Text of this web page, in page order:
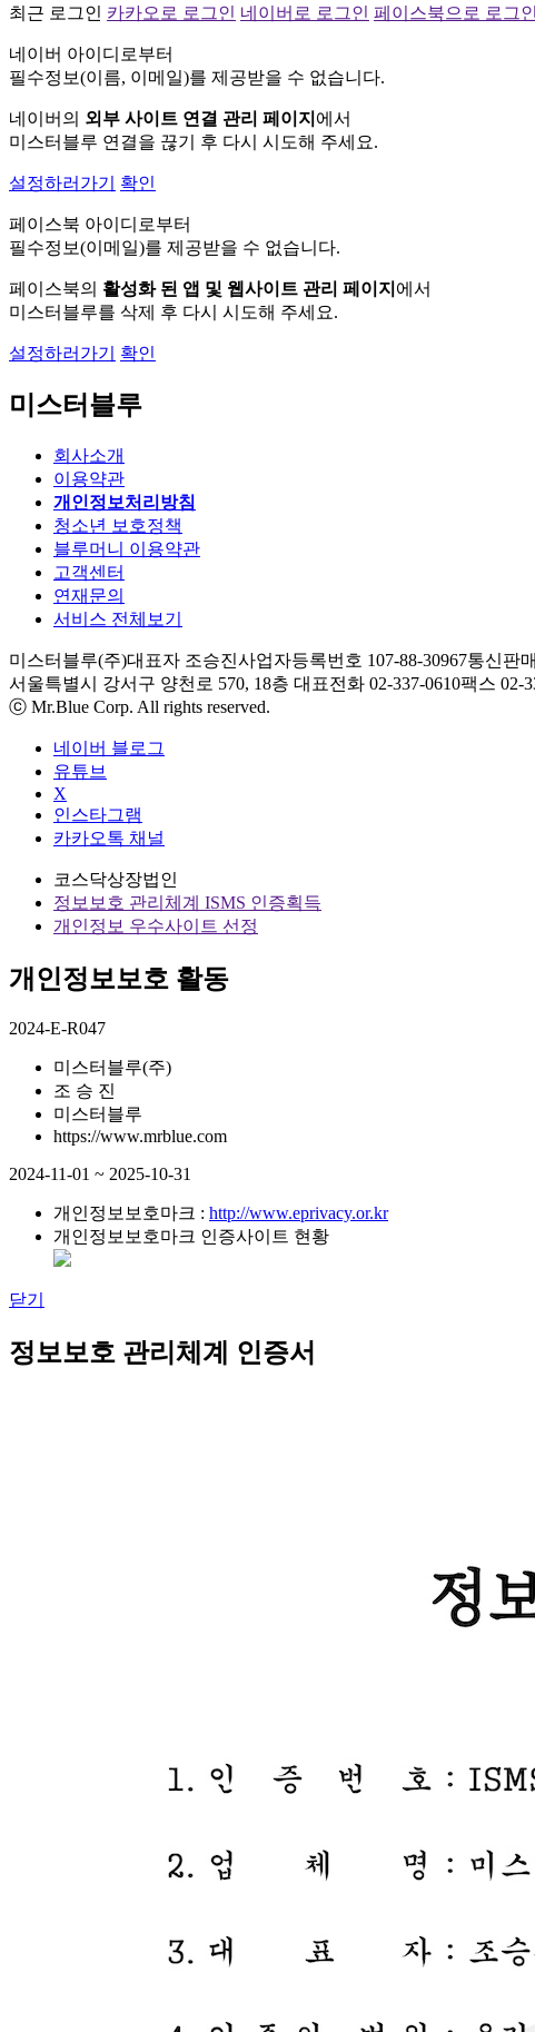
최근 로그인 카카오로 로그인 네이버로 로그인 페이스북으로 로그인
네이버 아이디로부터
필수정보(이름, 이메일)를 제공받을 수 없습니다.
네이버의 외부 사이트 연결 관리 페이지 에서
미스터블루 연결을 끊기 후 다시 시도해 주세요.
설정하러가기 확인
페이스북 아이디로부터
필수정보(이메일)를 제공받을 수 없습니다.
페이스북의 활성화 된 앱 및 웹사이트 관리 페이지 에서
미스터블루를 삭제 후 다시 시도해 주세요.
설정하러가기 확인
미스터블루
회사소개
이용약관
개인정보처리방침
청소년 보호정책
블루머니 이용약관
고객센터
연재문의
서비스 전체보기
미스터블루(주)대표자 조승진사업자등록번호 107-88-30967통신판
서울특별시 강서구 양천로 570, 18층 대표전화 02-337-0610팩스 02-
ⓒ Mr.Blue Corp. All rights reserved.
네이버 블로그
유튜브
X
인스타그램
카카오톡 채널
코스닥상장법인
정보보호 관리체계 ISMS 인증획득
개인정보 우수사이트 선정
개인정보보호 활동
2024-E-R047
미스터블루(주)
조 승 진
미스터블루
https://www.mrblue.com
2024-11-01 ~ 2025-10-31
개인정보보호마크 : http://www.eprivacy.or.kr
개인정보보호마크 인증사이트 현황
닫기
정보보호 관리체계 인증서